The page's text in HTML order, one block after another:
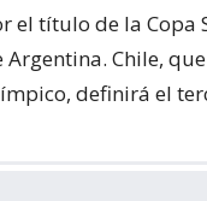
el título de la Copa
Chile,
definirá el